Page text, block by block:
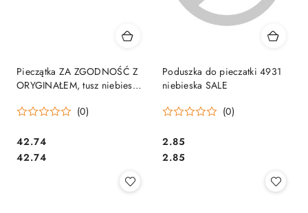
Pieczątka ZA ZGODNOŚĆ Z
ORYGINAŁEM, tusz niebieski,
automat Imprint 8911
(0)
Cena:
42.74
Cena:
42.74
Poduszka do pieczatki 4931
niebieska SALE
(0)
Cena:
2.85
Cena:
2.85